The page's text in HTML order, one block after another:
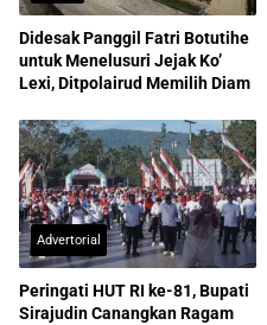
Didesak Panggil Fatri Botutihe
untuk Menelusuri Jejak Ko’
Lexi, Ditpolairud Memilih Diam
Advertorial
Peringati HUT RI ke-81, Bupati
Sirajudin Canangkan Ragam